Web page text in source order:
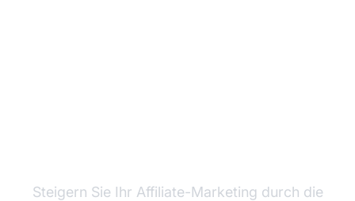
Steigern Sie Ihr Affiliate-Marketing durch die